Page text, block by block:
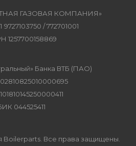
ГАЗОВАЯ КОМПАНИЯ»
/ 772701001
1257700158869
Банка ВТБ (ПАО)
044525411
Boilerparts. Все права защищены.